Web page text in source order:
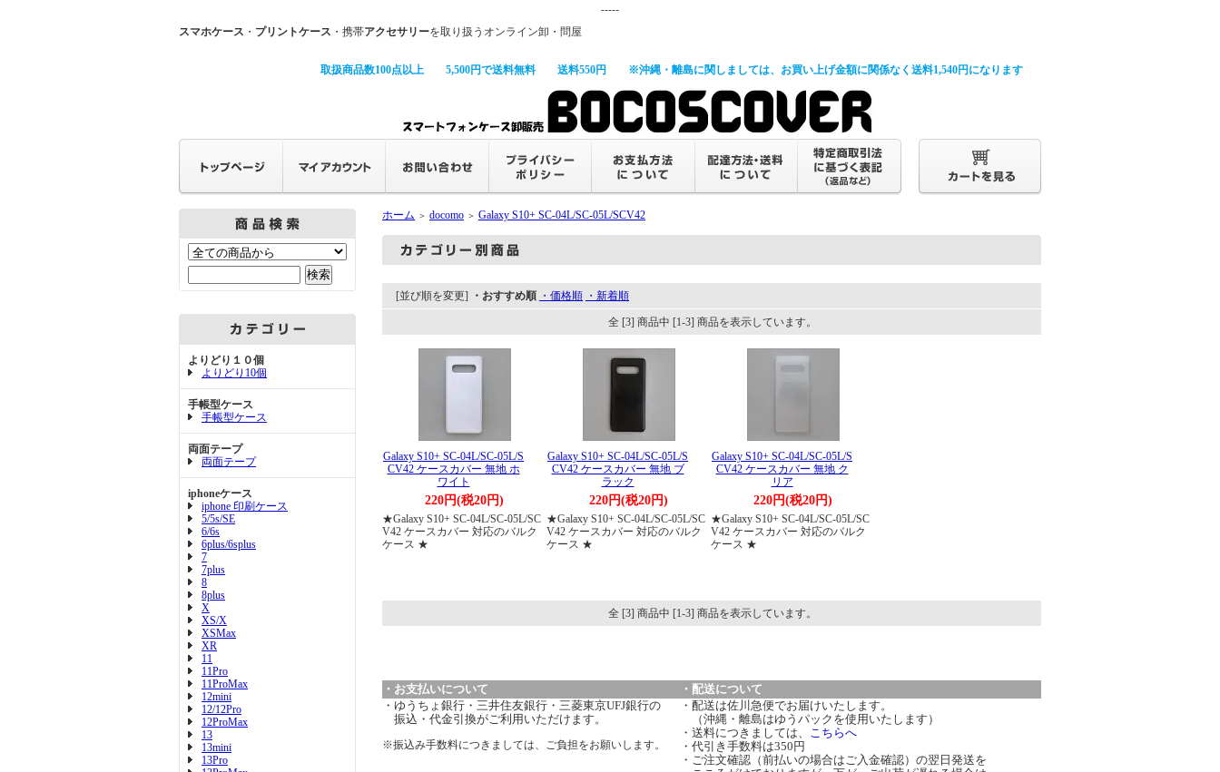
-----
スマホケース ・ プリントケース ・携帯アクセサリーを取り扱うオンライン卸・問屋
取扱商品数100点以上 5,500円で送料無料 送料550円 ※沖縄・離島に関しましては、お買い上げ金額に関係なく送料1,540円になります
よりどり１０個
よりどり10個
手帳型ケース
手帳型ケース
両面テープ
両面テープ
iphoneケース
iphone 印刷ケース
5/5s/SE
6/6s
6plus/6splus
7
7plus
8
8plus
X
XS/X
XSMax
XR
11
11Pro
11ProMax
12mini
12/12Pro
12ProMax
13
13mini
13Pro
ホーム ＞ docomo ＞ Galaxy S10+ SC-04L/SC-05L/SCV42
[並び順を変更] ・おすすめ順 ・価格順 ・新着順
全 [3] 商品中 [1-3] 商品を表示しています。
Galaxy S10+ SC-04L/SC-05L/S
CV42 ケースカバー 無地 ホ
ワイト
220円(税20円)
★Galaxy S10+ SC-04L/SC-05L/SC
V42 ケースカバー 対応のバルク
ケース ★
Galaxy S10+ SC-04L/SC-05L/S
CV42 ケースカバー 無地 ブ
ラック
220円(税20円)
★Galaxy S10+ SC-04L/SC-05L/SC
V42 ケースカバー 対応のバルク
ケース ★
Galaxy S10+ SC-04L/SC-05L/S
CV42 ケースカバー 無地 ク
リア
220円(税20円)
★Galaxy S10+ SC-04L/SC-05L/SC
V42 ケースカバー 対応のバルク
ケース ★
全 [3] 商品中 [1-3] 商品を表示しています。
・お支払いについて
・配送について
・ゆうちょ銀行・三井住友銀行・三菱東京UFJ銀行の
振込・代金引換がご利用いただけます。
※振込み手数料につきましては、ご負担をお願いします。
・配送は佐川急便でお届けいたします。
（沖縄・離島はゆうパックを使用いたします）
・送料につきましては、 こちらへ
・代引き手数料は350円
・ご注文確認（前払いの場合はご入金確認）の翌日発送を